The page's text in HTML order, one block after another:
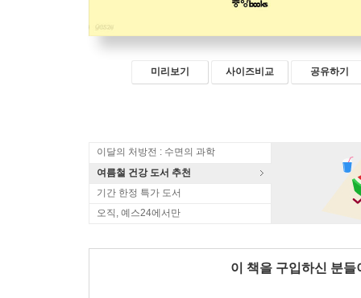
미리보기 사이즈비교 공유하기
이달의 처방전 : 수면의 과학
여름철 건강 도서 추천
기간 한정 특가 도서
오직, 예스24에서만
이 책을 구입하신 분